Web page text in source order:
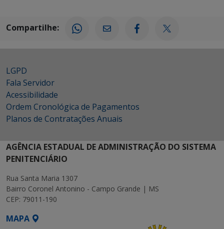
Compartilhe:
LGPD
Fala Servidor
Acessibilidade
Ordem Cronológica de Pagamentos
Planos de Contratações Anuais
AGÊNCIA ESTADUAL DE ADMINISTRAÇÃO DO SISTEMA
PENITENCIÁRIO
Rua Santa Maria 1307
Bairro Coronel Antonino - Campo Grande | MS
CEP: 79011-190
MAPA